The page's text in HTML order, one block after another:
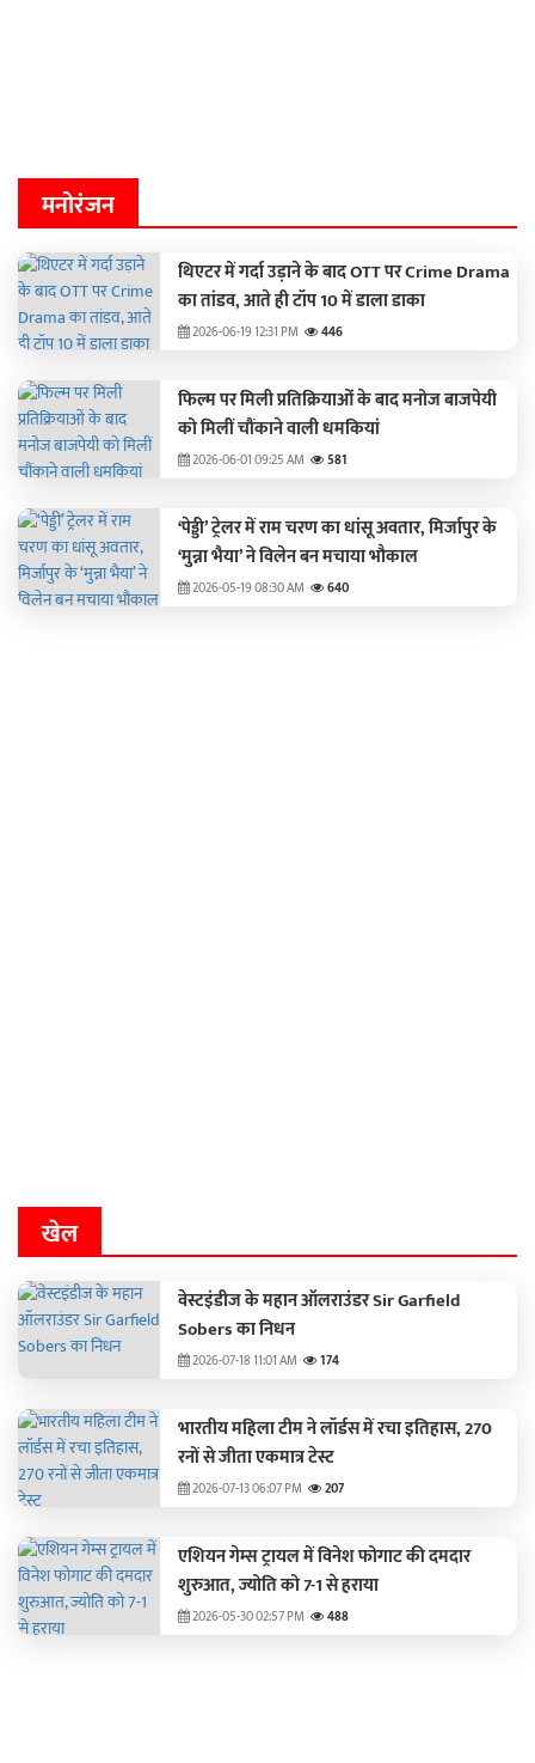
मनोरंजन
थिएटर में गर्दा उड़ाने के बाद OTT पर Crime Drama
का तांडव, आते ही टॉप 10 में डाला डाका
2026-06-19 12:31 PM 446
फिल्म पर मिली प्रतिक्रियाओं के बाद मनोज बाजपेयी
को मिलीं चौंकाने वाली धमकियां
2026-06-01 09:25 AM 581
‘पेड्डी’ ट्रेलर में राम चरण का धांसू अवतार, मिर्जापुर के
‘मुन्ना भैया’ ने विलेन बन मचाया भौकाल
2026-05-19 08:30 AM 640
खेल
वेस्टइंडीज के महान ऑलराउंडर Sir Garfield
Sobers का निधन
2026-07-18 11:01 AM 174
भारतीय महिला टीम ने लॉर्डस में रचा इतिहास, 270
रनों से जीता एकमात्र टेस्ट
2026-07-13 06:07 PM 207
एशियन गेम्स ट्रायल में विनेश फोगाट की दमदार
शुरुआत, ज्योति को 7-1 से हराया
2026-05-30 02:57 PM 488